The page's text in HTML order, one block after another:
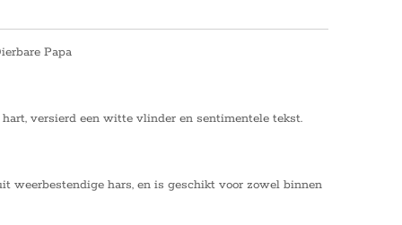
Papa
versierd een witte vlinder en sentimentele tekst.
weerbestendige hars, en is geschikt voor zowel binnen